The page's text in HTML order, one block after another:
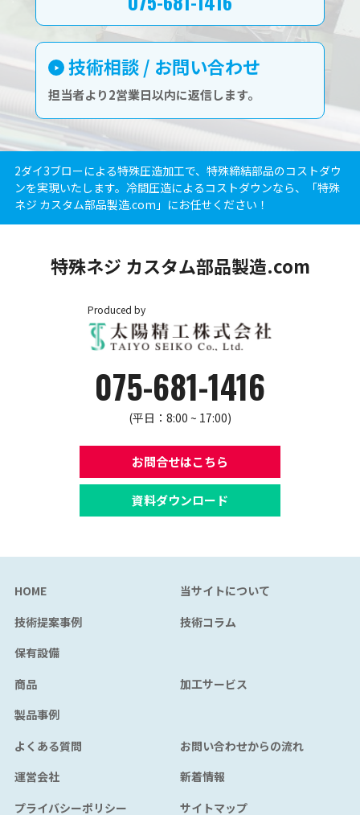
技術相談 / お問い合わせ
担当者より2営業日以内に返信します。
2ダイ3ブローによる特殊圧造加工で、特殊締結部品のコストダウ
ンを実現いたします。冷間圧造によるコストダウンなら、「特殊
ネジ カスタム部品製造.com」にお任せください！
特殊ネジ カスタム部品製造.com
Produced by
075-681-1416
(平日：8:00 ~ 17:00)
お問合せはこちら
資料ダウンロード
HOME
当サイトについて
技術提案事例
技術コラム
保有設備
商品
加工サービス
製品事例
よくある質問
お問い合わせからの流れ
運営会社
新着情報
プライバシーポリシー
サイトマップ